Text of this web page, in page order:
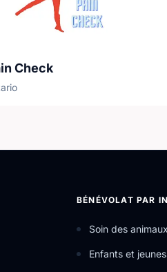
Check
BÉNÉVOLAT PAR
Soin des
Enfants et